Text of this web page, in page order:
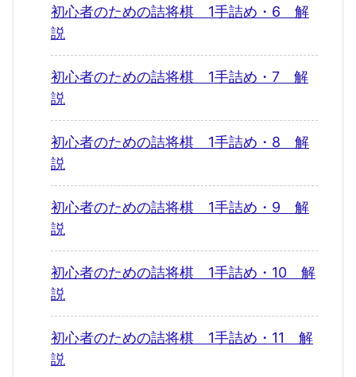
初心者のための詰将棋 1手詰め・6 解
説
初心者のための詰将棋 1手詰め・7 解
説
初心者のための詰将棋 1手詰め・8 解
説
初心者のための詰将棋 1手詰め・9 解
説
初心者のための詰将棋 1手詰め・10 解
説
初心者のための詰将棋 1手詰め・11 解
説